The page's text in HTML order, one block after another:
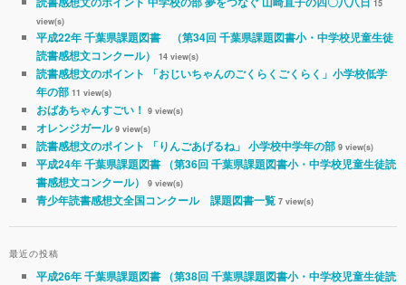
15
view(s)
平成22年 千葉県課題図書 （第34回 千葉県課題図書小・中学校児童生徒
読書感想文コンクール）
14 view(s)
読書感想文のポイント 「おじいちゃんのごくらくごくらく」小学校低学
年の部 11 view(s)
おばあちゃんすごい！ 9 view(s)
オレンジガール 9 view(s)
読書感想文のポイント 「りんごあげるね」 小学校中学年の部 9 view(s)
平成24年 千葉県課題図書 （第36回 千葉県課題図書小・中学校児童生徒読
書感想文コンクール）
9 view(s)
青少年読書感想文全国コンクール 課題図書一覧 7 view(s)
最近の投稿
平成26年 千葉県課題図書 （第38回 千葉県課題図書小・中学校児童生徒読